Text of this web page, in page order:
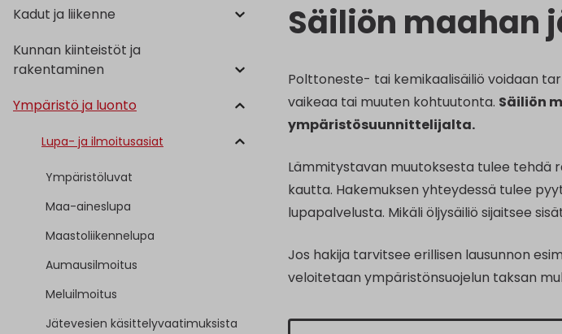
Kadut ja liikenne
Kunnan kiinteistöt ja
rakentaminen
Ympäristö ja luonto
Lupa- ja ilmoitusasiat
Ympäristöluvat
Maa-aineslupa
Maastoliikennelupa
Aumausilmoitus
Meluilmoitus
Jätevesien käsittelyvaatimuksista
Säiliön maahan
Polttoneste- tai kemikaalisäiliö voidaan
vaikeaa tai muuten kohtuutonta. Säiliön
ympäristösuunnittelijalta.
Lämmitystavan muutoksesta tulee tehdä
kautta. Hakemuksen yhteydessä tulee
lupapalvelusta. Mikäli öljysäiliö sijaitsee
Jos hakija tarvitsee erillisen lausunnon
veloitetaan ympäristönsuojelun taksan